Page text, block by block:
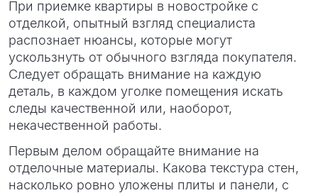
При приемке квартиры в новостройке с
отделкой, опытный взгляд специалиста
распознает нюансы, которые могут
ускользнуть от обычного взгляда покупателя.
Следует обращать внимание на каждую
деталь, в каждом уголке помещения искать
следы качественной или, наоборот,
некачественной работы.
Первым делом обращайте внимание на
отделочные материалы. Какова текстура стен,
насколько ровно уложены плиты и панели, с